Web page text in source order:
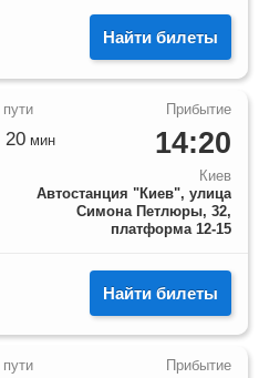
Найти билеты
14:20
Киев
Автостанция "Киев", улица
Симона Петлюры, 32,
платформа 12-15
20мин
Найти билеты